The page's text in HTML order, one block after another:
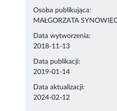
Osoba publikująca:
MAŁGORZATA
Data wytworzenia:
2018-11-13
Data publikacji:
2019-01-14
Data aktualizacji:
2024-02-12